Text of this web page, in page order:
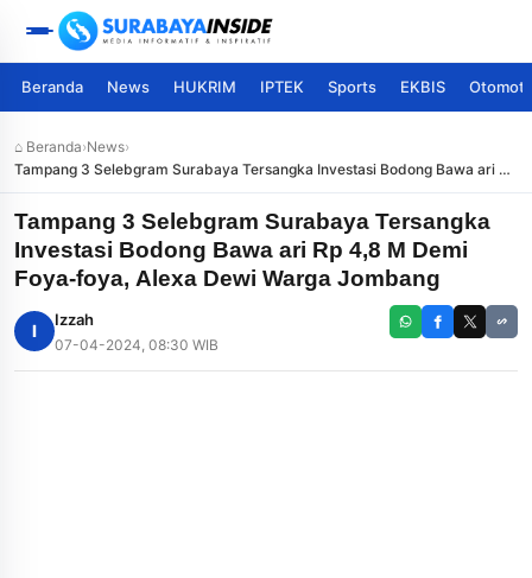
Beranda News HUKRIM IPTEK Sports EKBIS
⌂ Beranda›News›
Tampang 3 Selebgram Surabaya Tersangka Investasi Bodong Bawa ari Rp
4,8 M Demi Foya-foya, Alexa Dewi Warga Jombang
Tampang 3 Selebgram Surabaya Tersangka
Investasi Bodong Bawa ari Rp 4,8 M Demi
Foya-foya, Alexa Dewi Warga Jombang
I
Izzah
07-04-2024, 08:30 WIB